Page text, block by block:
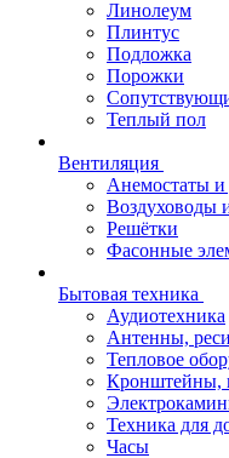
Линолеум
Плинтус
Подложка
Порожки
Теплый пол
Вентиляция
Анемостаты
Воздуховоды
Решётки
Фасонные
Бытовая техника
Аудиотехника
Антенны,
Тепловое
Кронштейны,
Техника для
Часы